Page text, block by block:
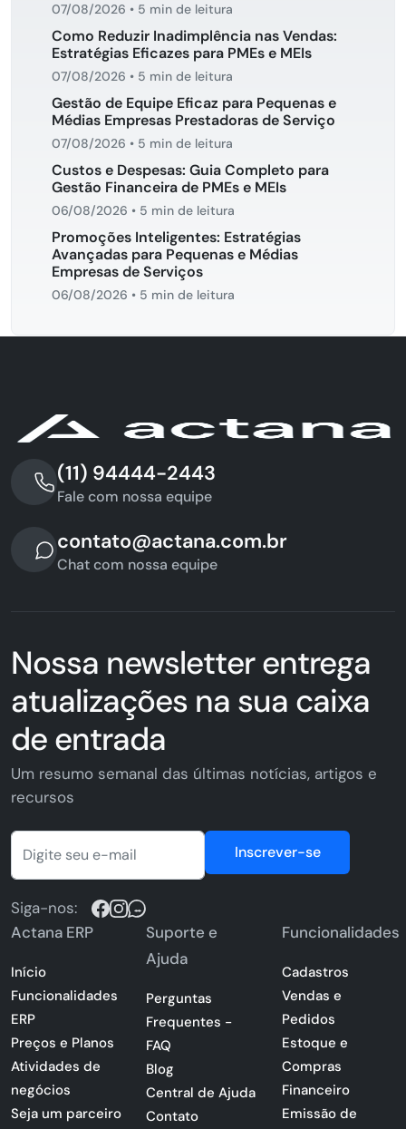
07/08/2026 • 5 min de leitura
Como Reduzir Inadimplência nas Vendas:
Estratégias Eficazes para PMEs e MEIs
07/08/2026 • 5 min de leitura
Gestão de Equipe Eficaz para Pequenas e
Médias Empresas Prestadoras de Serviço
07/08/2026 • 5 min de leitura
Custos e Despesas: Guia Completo para
Gestão Financeira de PMEs e MEIs
06/08/2026 • 5 min de leitura
Promoções Inteligentes: Estratégias
Avançadas para Pequenas e Médias
Empresas de Serviços
06/08/2026 • 5 min de leitura
(11) 94444-2443
Fale com nossa equipe
contato@actana.com.br
Chat com nossa equipe
Nossa newsletter entrega
atualizações na sua caixa
de entrada
Um resumo semanal das últimas notícias, artigos e
recursos
Inscrever-se
Siga-nos:
Actana ERP
Início
Funcionalidades
ERP
Preços e Planos
Atividades de
negócios
Seja um parceiro
Suporte e
Ajuda
Perguntas
Frequentes -
FAQ
Blog
Central de Ajuda
Contato
Funcionalidades
Cadastros
Vendas e
Pedidos
Estoque e
Compras
Financeiro
Emissão de